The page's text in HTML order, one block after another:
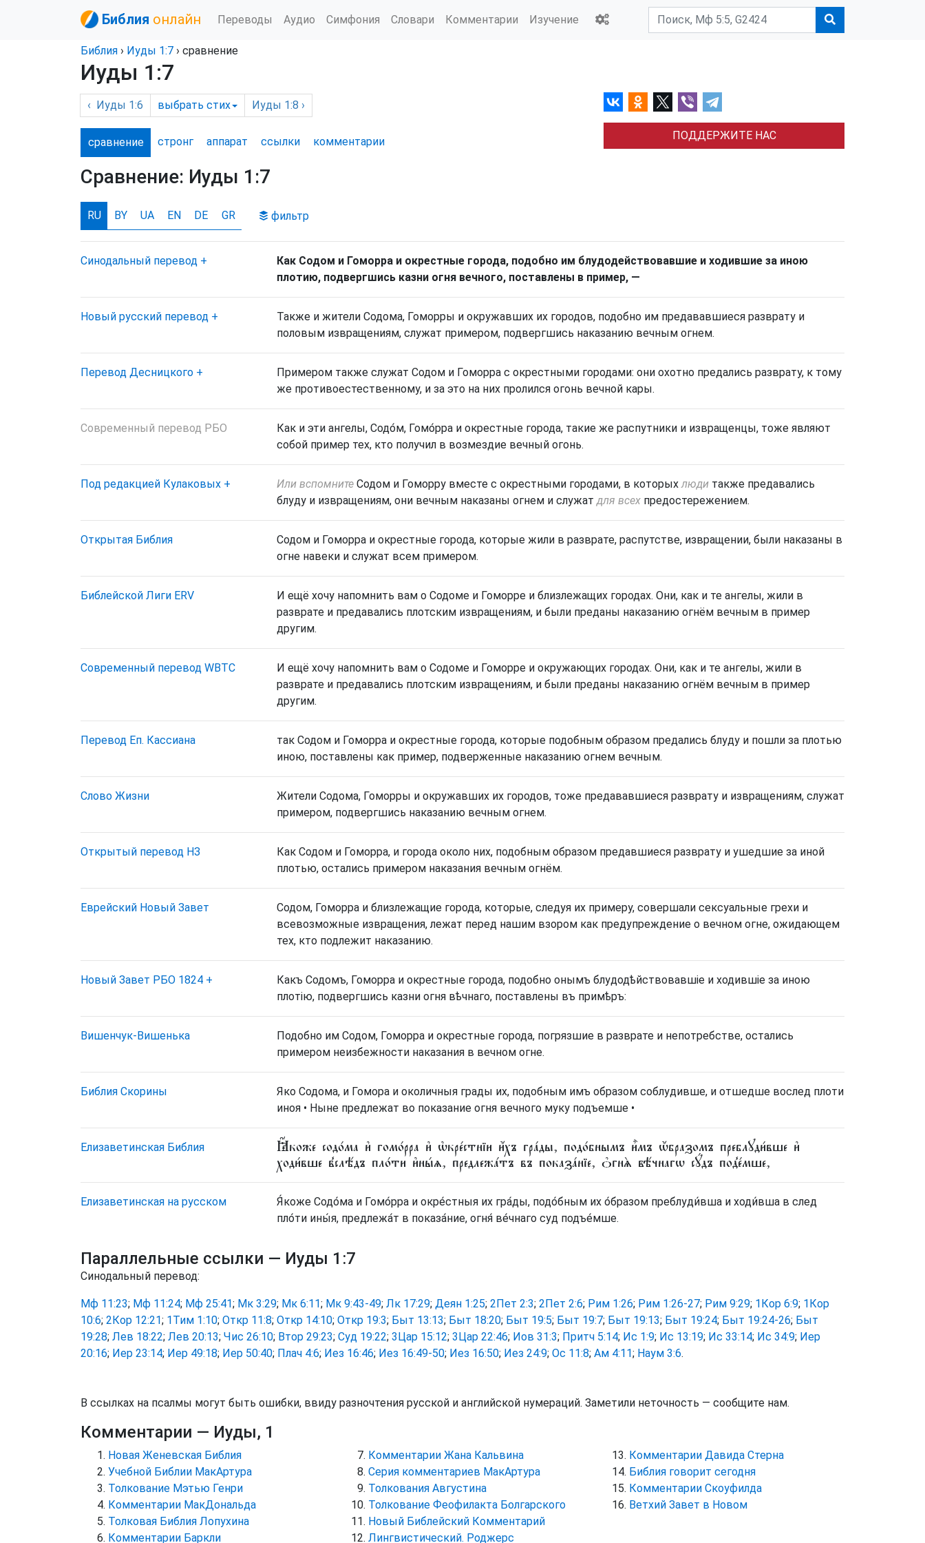
Библия онлайн Переводы Аудио Симфония Словари Комментарии Изучение
Библия › Иуды 1:7 › сравнение
Иуды 1:7
‹ Иуды 1:6 выбрать стих Иуды 1:8 ›
сравнение стронг аппарат ссылки комментарии ПОДДЕРЖИТЕ НАС
Сравнение: Иуды 1:7
RU BY UA EN DE GR фильтр
Синодальный перевод +
Как Содом и Гоморра и окрестные города, подобно им блудодействовавшие и ходившие за иною
плотию, подвергшись казни огня вечного, поставлены в пример, —
Новый русский перевод +
Также и жители Содома, Гоморры и окружавших их городов, подобно им предававшиеся разврату и
половым извращениям, служат примером, подвергшись наказанию вечным огнем.
Перевод Десницкого +
Примером также служат Содом и Гоморра с окрестными городами: они охотно предались разврату, к тому
же противоестественному, и за это на них пролился огонь вечной кары.
Современный перевод РБО
Как и эти ангелы, Содо́м, Гомо́рра и окрестные города, такие же распутники и извращенцы, тоже являют
собой пример тех, кто получил в возмездие вечный огонь.
Под редакцией Кулаковых + Или вспомните Содом и Гоморру вместе с окрестными городами, в которыхлюди также предавались
блуду и извращениям, они вечным наказаны огнем и служатдля всех предостережением.
Открытая Библия
Содом и Гоморра и окрестные города, которые жили в разврате, распутстве, извращении, были наказаны в
огне навеки и служат всем примером.
Библейской Лиги ERV
И ещё хочу напомнить вам о Содоме и Гоморре и близлежащих городах. Они, как и те ангелы, жили в
разврате и предавались плотским извращениям, и были преданы наказанию огнём вечным в пример
другим.
Cовременный перевод WBTC
И ещё хочу напомнить вам о Содоме и Гоморре и окружающих городах. Они, как и те ангелы, жили в
разврате и предавались плотским извращениям, и были преданы наказанию огнём вечным в пример
другим.
Перевод Еп. Кассиана
так Содом и Гоморра и окрестные города, которые подобным образом предались блуду и пошли за плотью
иною, поставлены как пример, подверженные наказанию огнем вечным.
Слово Жизни
Жители Содома, Гоморры и окружавших их городов, тоже предававшиеся разврату и извращениям, служат
примером, подвергшись наказанию вечным огнем.
Открытый перевод НЗ
Как Содом и Гоморра, и города около них, подобным образом предавшиеся разврату и ушедшие за иной
плотью, остались примером наказания вечным огнём.
Еврейский Новый Завет Содом, Гоморра и близлежащие города, которые, следуя их примеру, совершали сексуальные грехи и
всевозможные извращения, лежат перед нашим взором как предупреждение о вечном огне, ожидающем
тех, кто подлежит наказанию.
Новый Завет РБО 1824 +
Какъ Содомъ, Гоморра и окрестные города, подобно онымъ блудодѣйствовавшіе и ходившіе за иною
плотію, подвергшись казни огня вѣчнаго, поставлены въ примѣръ:
Вишенчук-Вишенька
Подобно им Содом, Гоморра и окрестные города, погрязшие в разврате и непотребстве, остались
примером неизбежности наказания в вечном огне.
Библия Скорины
Яко Содома, и Гомора и околичныя грады их, подобным имъ образом соблудивше, и отшедше вослед плоти
иноя • Ныне предлежат во показание огня вечного муку подъемше •
Елизаветинская Библия Ꙗ҆́коже содо́ма и҆ гомо́рра и҆ ѡ҆кре́стнїи и҆́хъ гра́ды, подо́бнымъ и҆̀мъ ѡ҆́бразомъ преблꙋди́вше и҆
ходи́вше в̾слѣ́дъ пло́ти и҆ны́ѧ, предлежа́тъ въ показа́нїе, ѻ҆гнѧ̀ вѣ́чнагѡ сꙋ́дъ под̾е́мше,
Елизаветинская на русском
Я́коже Содо́ма и Гомо́рра и окре́стныя их гра́ды, подо́бным их о́бразом преблуди́вша и ходи́вша в след
пло́ти ины́я, предлежа́т в показа́ние, огня́ ве́чнаго суд подъе́мше.
Параллельные ссылки — Иуды 1:7
Синодальный перевод:
Мф 11:23; Мф 11:24; Мф 25:41; Мк 3:29; Мк 6:11; Мк 9:43-49; Лк 17:29; Деян 1:25; 2Пет 2:3; 2Пет 2:6; Рим 1:26; Рим 1:26-27; Рим 9:29; 1Кор 6:9; 1Кор
10:6; 2Кор 12:21; 1Тим 1:10; Откр 11:8; Откр 14:10; Откр 19:3; Быт 13:13; Быт 18:20; Быт 19:5; Быт 19:7; Быт 19:13; Быт 19:24; Быт 19:24-26; Быт
19:28; Лев 18:22; Лев 20:13; Чис 26:10; Втор 29:23; Суд 19:22; 3Цар 15:12; 3Цар 22:46; Иов 31:3; Притч 5:14; Ис 1:9; Ис 13:19; Ис 33:14; Ис 34:9; Иер
20:16; Иер 23:14; Иер 49:18; Иер 50:40; Плач 4:6; Иез 16:46; Иез 16:49-50; Иез 16:50; Иез 24:9; Ос 11:8; Ам 4:11; Наум 3:6.
В ссылках на псалмы могут быть ошибки, ввиду разночтения русской и английской нумераций. Заметили неточность — сообщите нам.
Комментарии — Иуды, 1
Новая Женевская Библия
Учебной Библии МакАртура
Толкование Мэтью Генри
Комментарии МакДональда
Толковая Библия Лопухина
Комментарии Баркли
Комментарии Жана Кальвина
Серия комментариев МакАртура
Толкования Августина
Толкование Феофилакта Болгарского
Новый Библейский Комментарий
Лингвистический. Роджерс
Комментарии Давида Стерна
Библия говорит сегодня
Комментарии Скоуфилда
Ветхий Завет в Новом